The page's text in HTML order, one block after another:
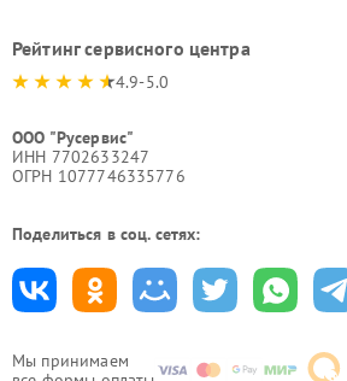
Мы принимаем
Рейтинг сервисного центра
4.9-5.0
ООО "Русервис"
ИНН 7702633247
ОГРН 1077746335776
Поделиться в соц. сетях: